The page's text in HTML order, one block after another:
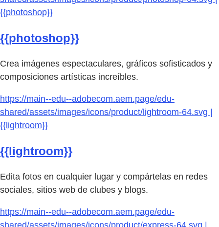
{{photoshop}}
{{photoshop}}
Crea imágenes espectaculares, gráficos sofisticados y
composiciones artísticas increíbles.
https://main--edu--adobecom.aem.page/edu-
shared/assets/images/icons/product/lightroom-64.svg |
{{lightroom}}
{{lightroom}}
Edita fotos en cualquier lugar y compártelas en redes
sociales, sitios web de clubes y blogs.
https://main--edu--adobecom.aem.page/edu-